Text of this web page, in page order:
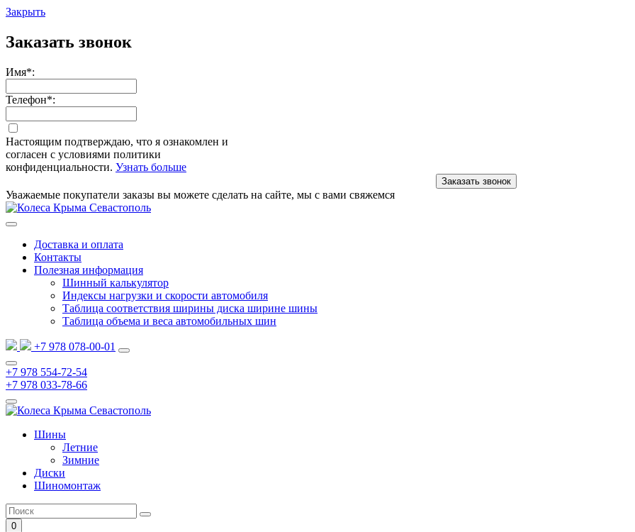
Закрыть
Заказать звонок
Имя*:
Телефон*:
Настоящим подтверждаю, что я ознакомлен и
согласен с условиями политики
конфиденциальности. Узнать больше
Заказать звонок
Уважаемые покупатели заказы вы можете сделать на сайте, мы с вами свяжемся
Доставка и оплата
Контакты
Полезная информация
Шинный калькулятор
Индексы нагрузки и скорости автомобиля
Таблица соответствия ширины диска ширине шины
Таблица объема и веса автомобильных шин
+7 978 078-00-01
+7 978 554-72-54
+7 978 033-78-66
Шины
Летние
Зимние
Диски
Шиномонтаж
0